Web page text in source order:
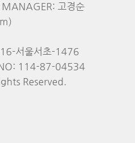
고경순
서울서초-1476
NO: 114-87-04534
Reserved.